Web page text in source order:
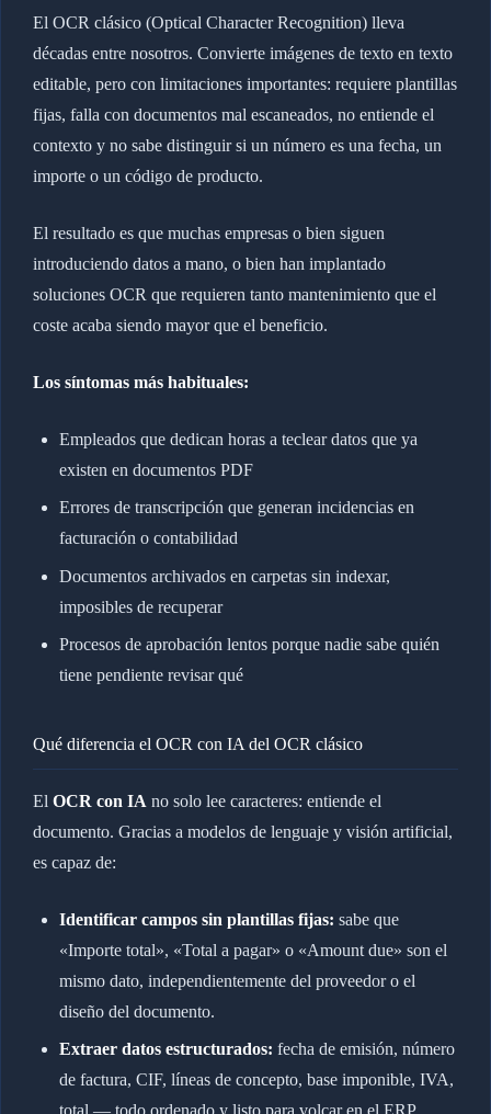
El OCR clásico (Optical Character Recognition) lleva
décadas entre nosotros. Convierte imágenes de texto en texto
editable, pero con limitaciones importantes: requiere plantillas
fijas, falla con documentos mal escaneados, no entiende el
contexto y no sabe distinguir si un número es una fecha, un
importe o un código de producto.
El resultado es que muchas empresas o bien siguen
introduciendo datos a mano, o bien han implantado
soluciones OCR que requieren tanto mantenimiento que el
coste acaba siendo mayor que el beneficio.
Los síntomas más habituales:
Empleados que dedican horas a teclear datos que ya
existen en documentos PDF
Errores de transcripción que generan incidencias en
facturación o contabilidad
Documentos archivados en carpetas sin indexar,
imposibles de recuperar
Procesos de aprobación lentos porque nadie sabe quién
tiene pendiente revisar qué
Qué diferencia el OCR con IA del OCR clásico
El OCR con IA no solo lee caracteres: entiende el
documento. Gracias a modelos de lenguaje y visión artificial,
es capaz de:
Identificar campos sin plantillas fijas: sabe que
«Importe total», «Total a pagar» o «Amount due» son el
mismo dato, independientemente del proveedor o el
diseño del documento.
Extraer datos estructurados: fecha de emisión, número
de factura, CIF, líneas de concepto, base imponible, IVA,